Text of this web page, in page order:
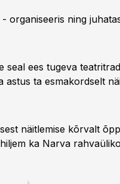
organiseeris ning
ees tugeva
astus ta esmakordselt
näitlemise kõrvalt
ka Narva